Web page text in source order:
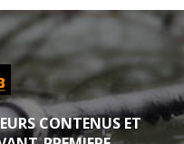
CONTENUS ET